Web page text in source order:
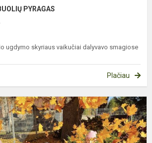
PYRAGAS
ugdymo skyriaus vaikučiai dalyvavo smagiose
Plačiau